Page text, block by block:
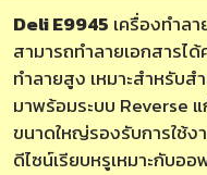
Deli E9945 เครื่องทำล
สามารถทำลายเอกสารได้
ทำลายสูง เหมาะสำหรับ
มาพร้อมระบบ Reverse
ขนาดใหญ่รองรับการใช้
ดีไซน์เรียบหรูเหมาะกับอ